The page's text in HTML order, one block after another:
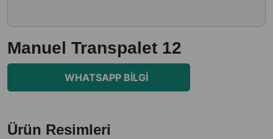
Manuel Transpalet 12
WHATSAPP BILGI
Ürün Resimleri